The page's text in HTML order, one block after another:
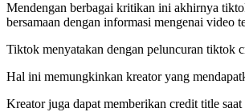
Mendengan berbagai kritikan ini akhirnya
bersamaan dengan informasi mengenai video
Tiktok menyatakan dengan peluncuran tiktok
Hal ini memungkinkan kreator yang
Kreator juga dapat memberikan credit title